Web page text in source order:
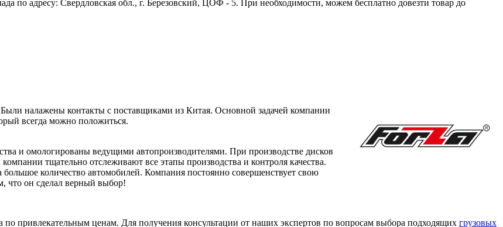
по адресу: Свердловская обл., г. Березовский, ЦОФ - 5. При необходимости, можем бесплатно довезти товар до
налажены контакты с поставщиками из Китая. Основной задачей компании
всегда можно положиться.
и омологированы ведущими автопроизводителями. При производстве дисков
тщательно отслеживают все этапы производства и контроля качества.
количество автомобилей. Компания постоянно совершенствует свою
что он сделал верный выбор!
привлекательным ценам. Для получения консультации от наших экспертов по вопросам выбора подходящих грузовых